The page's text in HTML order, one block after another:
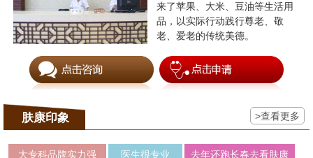
来了苹果、大米、豆油等生活用
品，以实际行动践行尊老、敬
老、爱老的传统美德。
肤康印象 >查看更多
大专科品牌实力强 医生很专业 去年还跑长春去看肤康